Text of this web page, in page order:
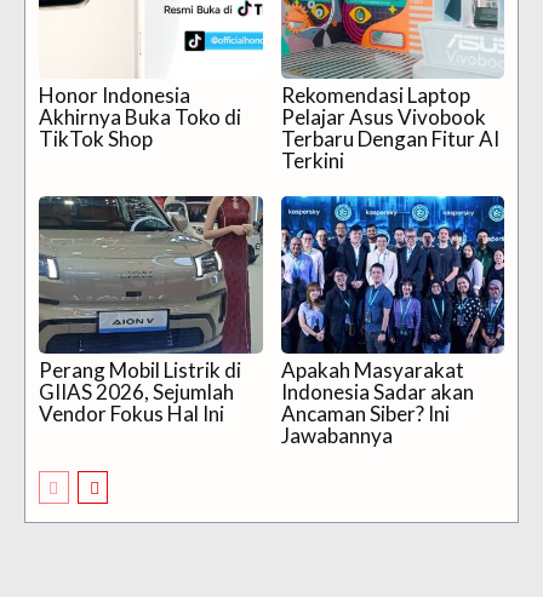
Honor Indonesia
Akhirnya Buka Toko di
TikTok Shop
Rekomendasi Laptop
Pelajar Asus Vivobook
Terbaru Dengan Fitur AI
Terkini
Perang Mobil Listrik di
GIIAS 2026, Sejumlah
Vendor Fokus Hal Ini
Apakah Masyarakat
Indonesia Sadar akan
Ancaman Siber? Ini
Jawabannya